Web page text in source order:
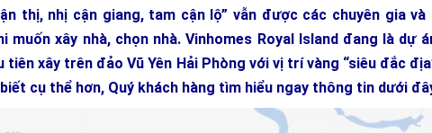
thị, nhị cận giang, tam cận lộ” vẫn được các chuyên gia
muốn xây nhà, chọn nhà. Vinhomes Royal Island đang là dự
tiên xây trên đảo Vũ Yên Hải Phòng với vị trí vàng “siêu đắc
cụ thể hơn, Quý khách hàng tìm hiểu ngay thông tin dưới